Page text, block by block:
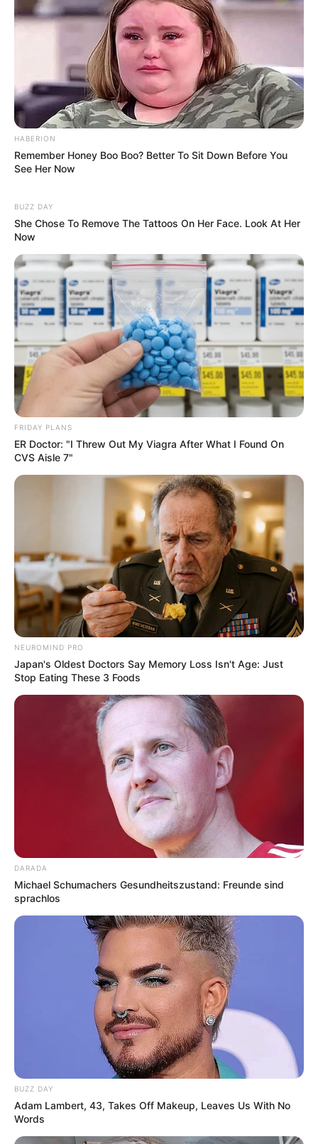
werden.
Naturschutzgebiet Taubergießen
gewählt)
In seiner Art ist das entlang des
Oberrheins
bei Rust liegende und zum Teil auch heute
noch bei Hochwasser überflutete Feuchtgebiet einmalig.
Es besteht aus einem Altarm des Rheins und einem
urwaldähnlichen Auenwäldern umgeben sind. Das
Fischerbooten.
Laufenburg(1 mal gewählt)
Laufenburg liegt südlich des
Schwarzwaldesam Rhein. Jedoch ist die
Stadt seit 1801 durch die Rheingrenze
geteilt. So kann man einen Rundgang durch die
romantischen Straßen und Gassen sowohl in
Deutschland als auch in der Schweiz durchführen.
zur Abstimmung
Sehenswürdigkeiten, Ausflugsziele und
Touristenattraktionen in den südbadischen
Landkreisen und kreisfreien Städte:
-Breisgau-Hochschwarzwald
Emme
ndingen-Freiburg im Breisgau- Konstanz-Lörrach
- Ortenaukreis- Rastatt -Schwarzwald-Baar-Kreis -
Sigmaringen-Tübingen (Kreis)-Tuttlingen
Überlin
gen - Waldshut
Die schönsten Sehenswürdigkeiten, Ausflugsziele
und Städte in Baden-Württemberg:
Die schönsten Ausflugsziele und Sehenswürdigkeit
en in Baden-Württemberg
Die schönsten Städte in Baden-Württemberg
Deutschlandweit Veranstaltung kostenlos
eintragen:
Das Wissen, das die Bauern schon seit Jahrtausenden
bei der Tier- und Pflanzenzucht anwenden, hatte
Charles Darwin 1858 der universitären Welt gelehrt. Die
mussten die Abstammungslehre ja endlich auch mal
HABERION
Remember Honey Boo Boo? Better To Sit Down Before You
See Her Now
BUZZ DAY
She Chose To Remove The Tattoos On Her Face. Look At Her
Now
FRIDAY PLANS
ER Doctor: "I Threw Out My Viagra After What I Found On
CVS Aisle 7"
NEUROMIND PRO
Japan's Oldest Doctors Say Memory Loss Isn't Age: Just
Stop Eating These 3 Foods
DARADA
Michael Schumachers Gesundheitszustand: Freunde sind
sprachlos
BUZZ DAY
Adam Lambert, 43, Takes Off Makeup, Leaves Us With No
Words